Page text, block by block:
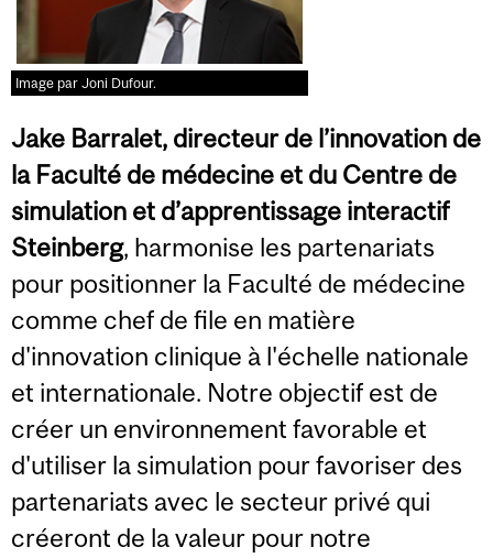
Image par Joni Dufour.
Jake Barralet, directeur de l’innovation de
la Faculté de médecine et du Centre de
simulation et d’apprentissage interactif
Steinberg, harmonise les partenariats
pour positionner la Faculté de médecine
comme chef de file en matière
d'innovation clinique à l'échelle nationale
et internationale. Notre objectif est de
créer un environnement favorable et
d'utiliser la simulation pour favoriser des
partenariats avec le secteur privé qui
créeront de la valeur pour notre